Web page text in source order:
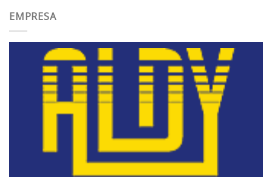
EMPRESA